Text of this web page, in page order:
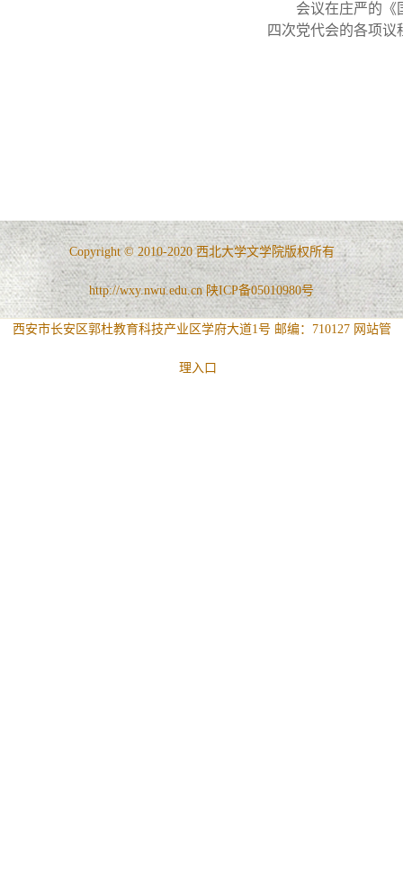
会议在庄严的《
四次党代会的各项
Copyright © 2010-2020 西北大学文学院版权所有
http://wxy.nwu.edu.cn 陕ICP备05010980号
西安市长安区郭杜教育科技产业区学府大道1号 邮编：710127 网站管
理入口